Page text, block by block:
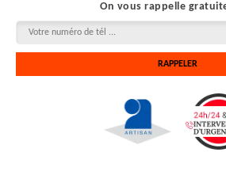
On vous rappelle